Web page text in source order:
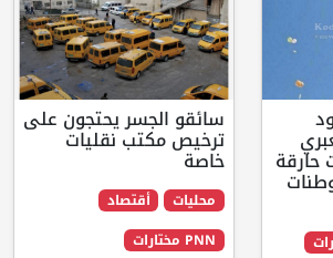
سائقو الجسر يحتجون على
ترخيص مكتب نقليات
خاصة
أقتصاد
PNN مختارات